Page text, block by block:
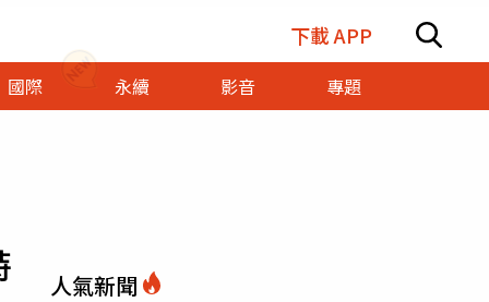
下載 APP
國際 永續 影音 專題
人氣新聞